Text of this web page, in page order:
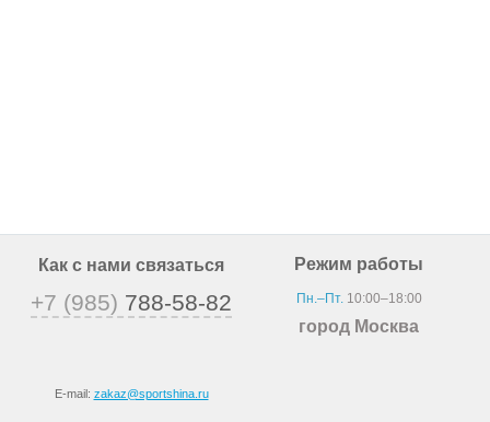
Как с нами связаться
+7 (985) 788-58-82
E-mail: zakaz@sportshina.ru
Режим работы
Пн.–Пт.10:00–18:00
город Москва